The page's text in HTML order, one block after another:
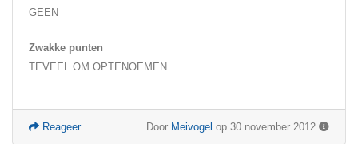
GEEN
Zwakke punten
TEVEEL OM OPTENOEMEN
Door Meivogel op 30 november 2012
Reageer